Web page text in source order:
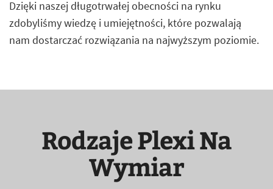
Dzięki naszej długotrwałej obecności na rynku
zdobyliśmy wiedzę i umiejętności, które pozwalają
nam dostarczać rozwiązania na najwyższym poziomie.
Rodzaje Plexi Na
Wymiar